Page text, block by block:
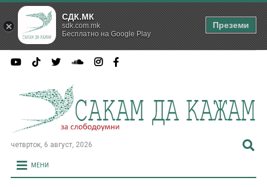
четврток, 6 август, 2026
МЕНИ
СДК.МК
sdk.com.mk
Бесплатно на Google Play
Преземи